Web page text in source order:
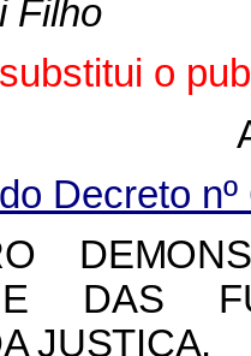
Filho
o
Decreto
DAS
JUSTIÇA.